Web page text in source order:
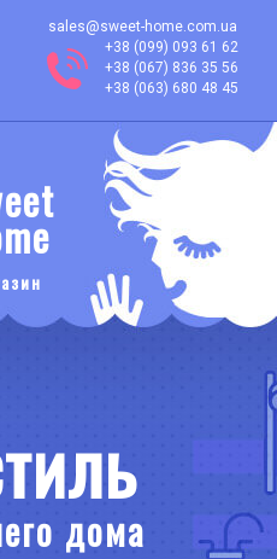
sales@sweet-home.com.ua
+38 (099) 093 61 62
+38 (067) 836 35 56
+38 (063) 680 48 45
дома